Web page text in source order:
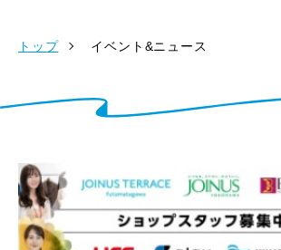
トップ イベント&ニュース